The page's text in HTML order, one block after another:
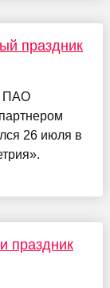
праздник
ПАО
26 июля в
праздник